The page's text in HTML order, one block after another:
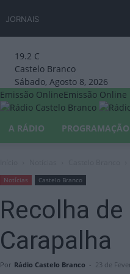
JORNAIS
19.2 C
Castelo Branco
Sábado, Agosto 8, 2026
Emissão OnlineEmissão Online
A RÁDIO
PROGRAMAÇÃO
Notícias Castelo Branco
Recolha
Carapalha
Por Rádio Castelo Branco - 23 de